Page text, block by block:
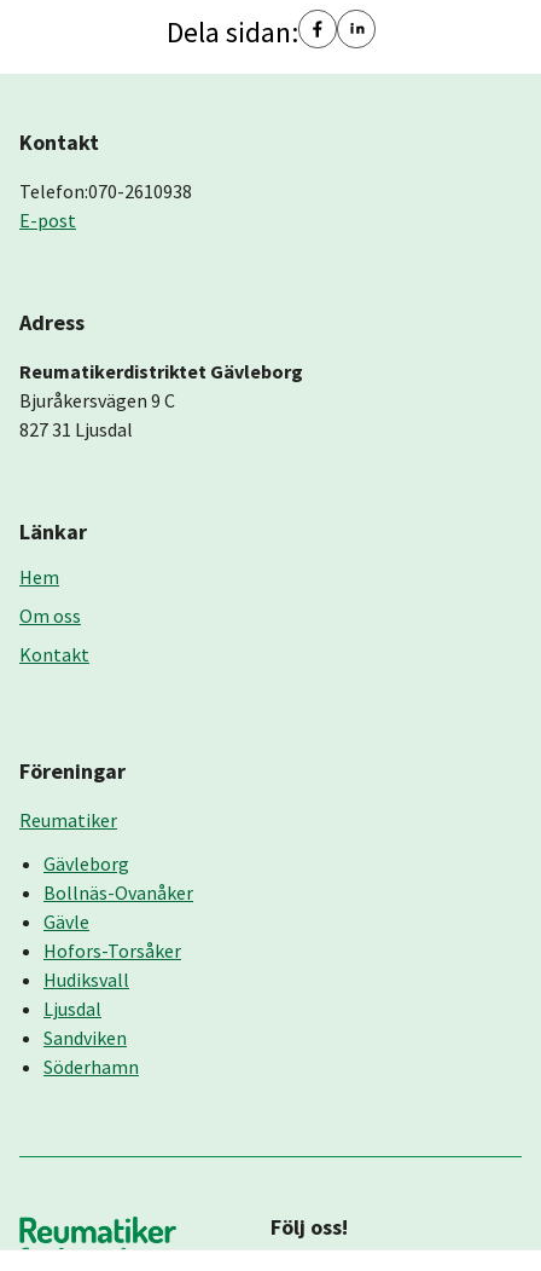
Dela sidan:
Kontakt
Telefon:070-2610938
E-post
Adress
Reumatikerdistriktet Gävleborg
Bjuråkersvägen 9 C
827 31 Ljusdal
Länkar
Hem
Om oss
Kontakt
Föreningar
Reumatiker
Gävleborg
Bollnäs-Ovanåker
Gävle
Hofors-Torsåker
Hudiksvall
Ljusdal
Sandviken
Söderhamn
Följ oss!